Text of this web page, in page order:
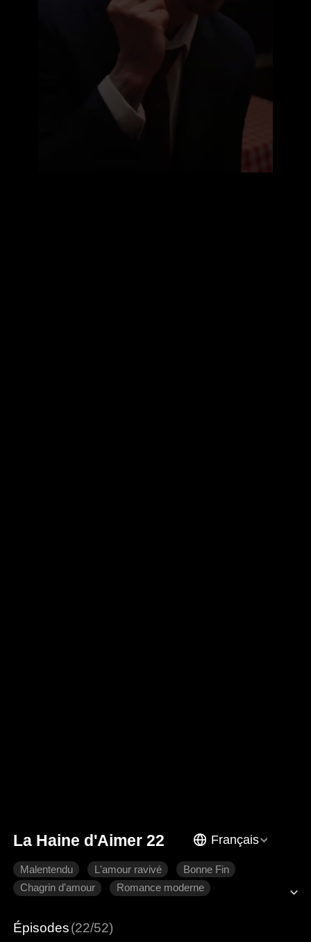
La Haine d'Aimer 22 Français
Malentendu L'amour ravivé
Bonne Fin
Chagrin d'amour
Romance moderne
Épisodes(22/52)